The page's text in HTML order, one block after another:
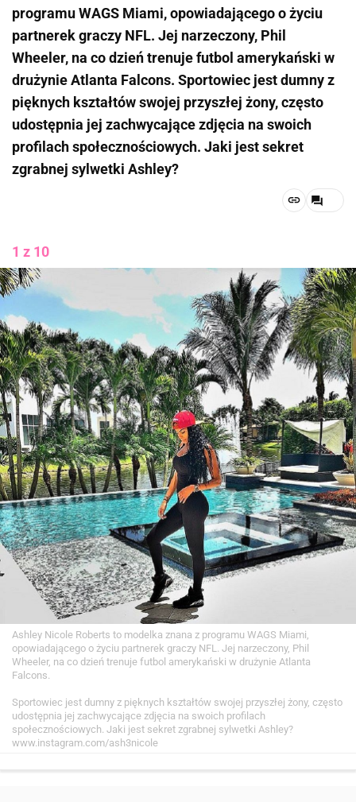
programu WAGS Miami, opowiadającego o życiu
partnerek graczy NFL. Jej narzeczony, Phil
Wheeler, na co dzień trenuje futbol amerykański w
drużynie Atlanta Falcons. Sportowiec jest dumny z
pięknych kształtów swojej przyszłej żony, często
udostępnia jej zachwycające zdjęcia na swoich
profilach społecznościowych. Jaki jest sekret
zgrabnej sylwetki Ashley?
1 z 10
Ashley Nicole Roberts to modelka znana z programu WAGS Miami,
opowiadającego o życiu partnerek graczy NFL. Jej narzeczony, Phil
Wheeler, na co dzień trenuje futbol amerykański w drużynie Atlanta
Falcons.
Sportowiec jest dumny z pięknych kształtów swojej przyszłej żony, często
udostępnia jej zachwycające zdjęcia na swoich profilach
społecznościowych. Jaki jest sekret zgrabnej sylwetki Ashley?
www.instagram.com/ash3nicole